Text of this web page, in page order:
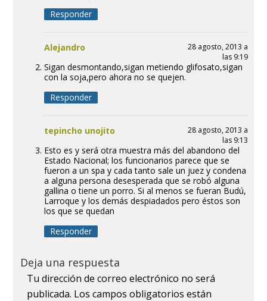
Responder
Alejandro
28 agosto, 2013 a
las 9:19
Sigan desmontando,sigan metiendo glifosato,sigan
con la soja,pero ahora no se quejen.
Responder
tepincho unojito
28 agosto, 2013 a
las 9:13
Esto es y será otra muestra más del abandono del
Estado Nacional; los funcionarios parece que se
fueron a un spa y cada tanto sale un juez y condena
a alguna persona desesperada que se robó alguna
gallina o tiene un porro. Si al menos se fueran Budú,
Larroque y los demás despiadados pero éstos son
los que se quedan
Responder
Deja una respuesta
Tu dirección de correo electrónico no será
publicada. Los campos obligatorios están